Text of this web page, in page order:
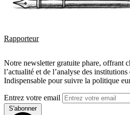
Rapporteur
Notre newsletter gratuite phare, offrant
l’actualité et de l’analyse des
Indispensable pour suivre la politique
Entrez votre email
S'abonner